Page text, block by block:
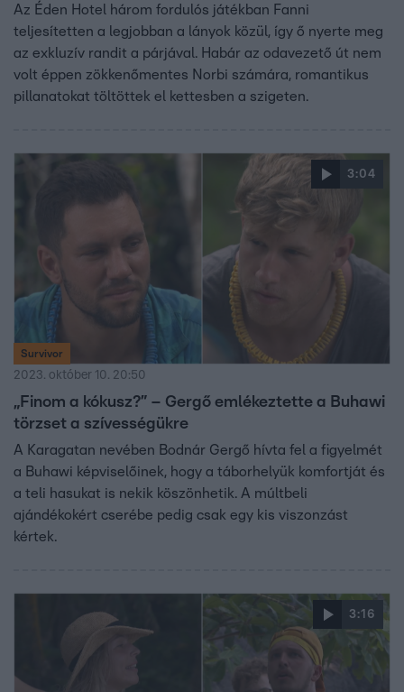
Az Éden Hotel három fordulós játékban Fanni
teljesítetten a legjobban a lányok közül, így ő nyerte meg
az exkluzív randit a párjával. Habár az odavezető út nem
volt éppen zökkenőmentes Norbi számára, romantikus
pillanatokat töltöttek el kettesben a szigeten.
3:04
Survivor
2023. október 10. 20:50
„Finom a kókusz?” – Gergő emlékeztette a Buhawi
törzset a szívességükre
A Karagatan nevében Bodnár Gergő hívta fel a figyelmét
a Buhawi képviselőinek, hogy a táborhelyük komfortját és
a teli hasukat is nekik köszönhetik. A múltbeli
ajándékokért cserébe pedig csak egy kis viszonzást
kértek.
3:16